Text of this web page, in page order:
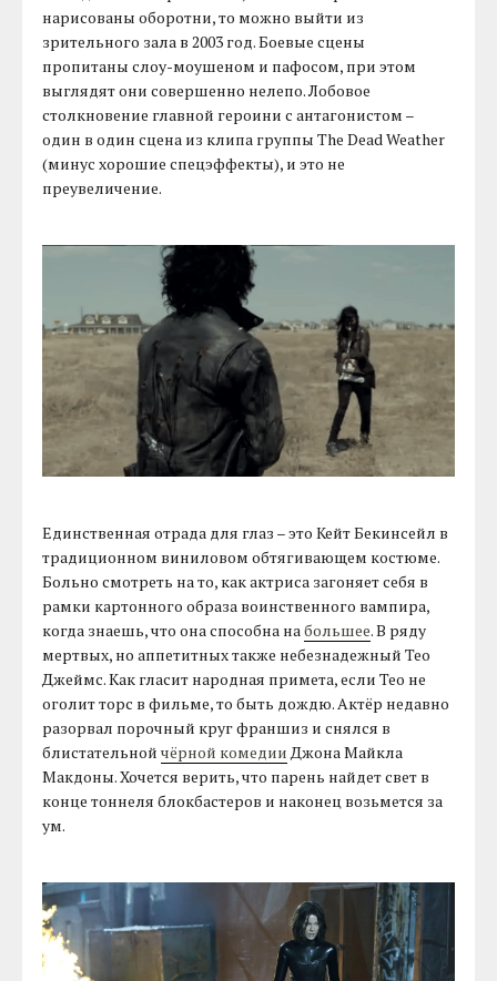
нарисованы оборотни, то можно выйти из
зрительного зала в 2003 год. Боевые сцены
пропитаны слоу-моушеном и пафосом, при этом
выглядят они совершенно нелепо. Лобовое
столкновение главной героини с антагонистом –
один в один сцена из клипа группы The Dead Weather
(минус хорошие спецэффекты), и это не
преувеличение.
Единственная отрада для глаз – это Кейт Бекинсейл в
традиционном виниловом обтягивающем костюме.
Больно смотреть на то, как актриса загоняет себя в
рамки картонного образа воинственного вампира,
когда знаешь, что она способна набольшее. В ряду
мертвых, но аппетитных также небезнадежный Тео
Джеймс. Как гласит народная примета, если Тео не
оголит торс в фильме, то быть дождю. Актёр недавно
разорвал порочный круг франшиз и снялся в
блистательнойчёрной комедииДжона Майкла
Макдоны. Хочется верить, что парень найдет свет в
конце тоннеля блокбастеров и наконец возьмется за
ум.